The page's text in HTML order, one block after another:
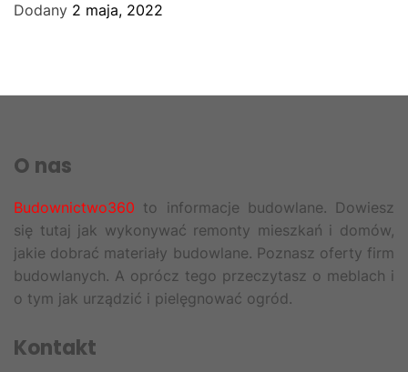
Dodany 2 maja, 2022
O nas
Budownictwo360 to informacje budowlane. Dowiesz
się tutaj jak wykonywać remonty mieszkań i domów,
jakie dobrać materiały budowlane. Poznasz oferty firm
budowlanych. A oprócz tego przeczytasz o meblach i
o tym jak urządzić i pielęgnować ogród.
Kontakt